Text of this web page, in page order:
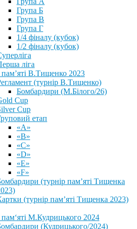
Група Б
Група В
Група Г
1/4 фіналу (кубок)
1/2 фіналу (кубок)
ліга
пам’яті В.Тищенко 2023
(турнір В.Тищенко)
Бомбардири (М.Білого/26)
Cup
Cup
етап
«А»
«В»
«С»
«D»
«Е»
«F»
(турнір пам’яті Тищенка
(турнір пам’яті Тищенка 2023)
пам‘яті М.Кудрицького 2024
(Кудрицького/2024)